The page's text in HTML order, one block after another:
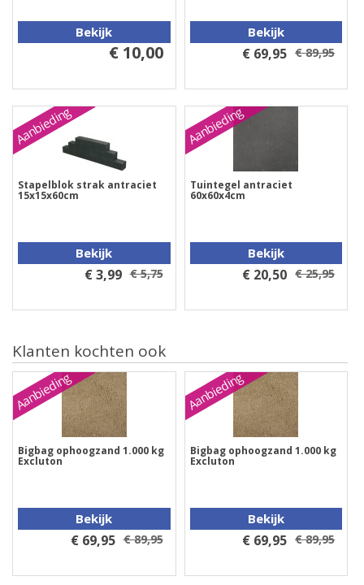
Bekijk
€ 10,00
Bekijk
€ 69,95 € 89,95
Aanbieding
Stapelblok strak antraciet
15x15x60cm
Bekijk
€ 3,99 € 5,75
Aanbieding
Tuintegel antraciet
60x60x4cm
Bekijk
€ 20,50 € 25,95
Klanten kochten ook
Aanbieding
Bigbag ophoogzand 1.000 kg
Excluton
Bekijk
€ 69,95 € 89,95
Aanbieding
Bigbag ophoogzand 1.000 kg
Excluton
Bekijk
€ 69,95 € 89,95